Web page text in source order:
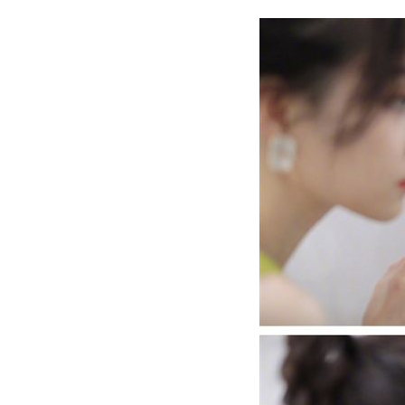
LIVE三立+24小時直播 15:27
18:00
理想混蛋號召粉絲跨海追星吃美食！